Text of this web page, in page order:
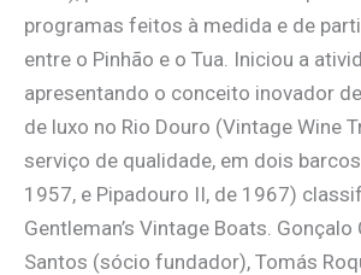
programas feitos à medida e de
entre o Pinhão e o Tua. Iniciou a
apresentando o conceito inovador
de luxo no Rio Douro (Vintage Wine
serviço de qualidade, em dois
1957, e Pipadouro II, de 1967)
Gentleman’s Vintage Boats.
Santos (sócio fundador), Tomás